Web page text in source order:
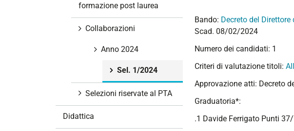
Bando: Decreto del
Scad. 08/02/2024
Numero dei candidati: 1
Criteri di valutazione titoli:
Approvazione atti: Decreto
Graduatoria*:
.1 Davide Ferrigato Punti
formazione post laurea
Collaborazioni
Anno 2024
Sel. 1/2024
Selezioni riservate al PTA
Didattica